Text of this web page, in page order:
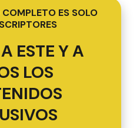
ES SOLO
ESTE Y A
LOS